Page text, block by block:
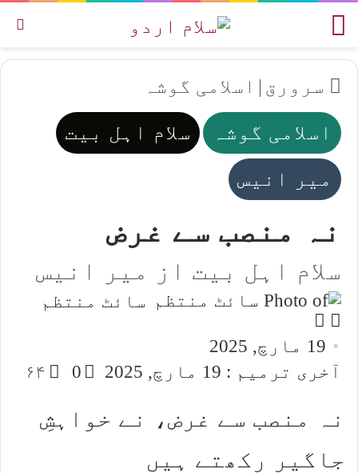
سرورق | اسلامی گوشہ
اسلامی گوشہ
سلام اہل بیت
میر انیس
نہ منصب سے غرض
سلام اہل بیت از میر انیس
سائٹ منتظم
Follow
on
X
an
email
19 مارچ, 2025
آخری ترمیم : 19 مارچ, 2025
0 ۶۴
نہ منصب سے غرض، نے خواہشِ
جاگیر رکھتے ہیں